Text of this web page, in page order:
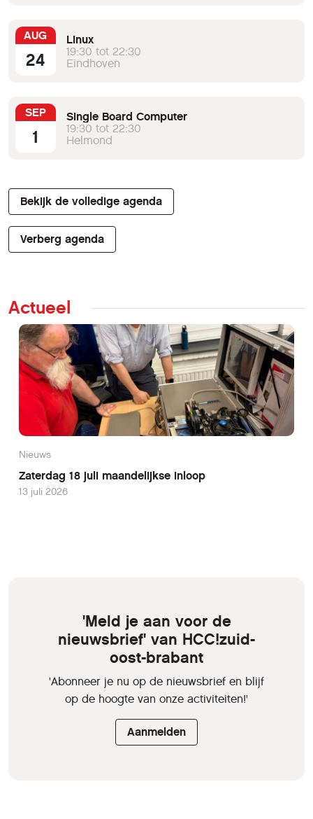
AUG
24
Linux
19:30 tot 22:30
Eindhoven
SEP
1
Single Board Computer
19:30 tot 22:30
Helmond
Bekijk de volledige agenda
Verberg agenda
Actueel
Nieuws
Zaterdag 18 juli maandelijkse inloop
13 juli 2026
'Meld je aan voor de
nieuwsbrief' van HCC!zuid-
oost-brabant
'Abonneer je nu op de nieuwsbrief en blijf
op de hoogte van onze activiteiten!'
Aanmelden